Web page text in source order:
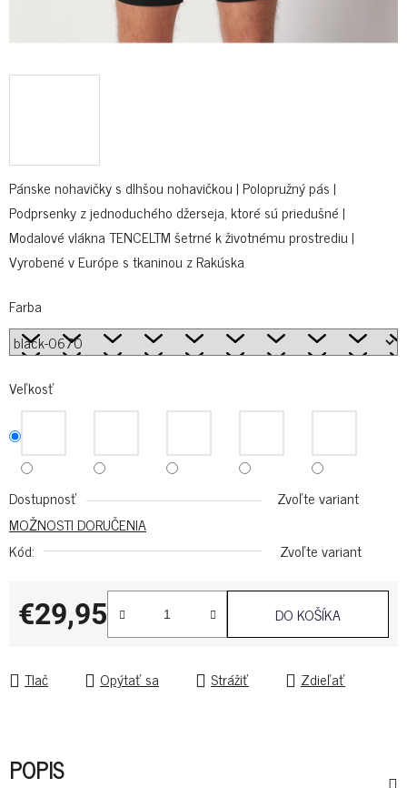
Pánske nohavičky s dlhšou nohavičkou | Polopružný pás |
Podprsenky z jednoduchého džerseja, ktoré sú priedušné |
Modalové vlákna TENCELTM šetrné k životnému prostrediu |
Vyrobené v Európe s tkaninou z Rakúska
Farba
Veľkosť
Dostupnosť
Zvoľte variant
MOŽNOSTI DORUČENIA
Kód:
Zvoľte variant
€29,95
Jednotková cena:
DO KOŠÍKA
Tlač Opýtať sa Strážiť Zdieľať
POPIS